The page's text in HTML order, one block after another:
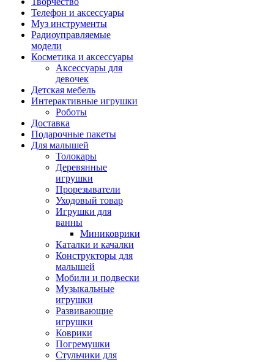
Телефон и аксессуары
Муз инструменты
Радиоуправляемые
модели
Косметика и аксессуары
Аксессуары для
девочек
Детская мебель
Интерактивные игрушки
Роботы
Доставка
Подарочные пакеты
Для малышей
Толокары
Деревянные
игрушки
Прорезыватели
Уходовый товар
Игрушки для
ванны
Миниковрики
Каталки и качалки
Конструкторы для
малышей
Мобили и подвески
Музыкальные
игрушки
Развивающие
игрушки
Коврики
Погремушки
Стульчики для